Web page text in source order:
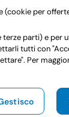
(cookie per
parti) e per
tutti con
Per